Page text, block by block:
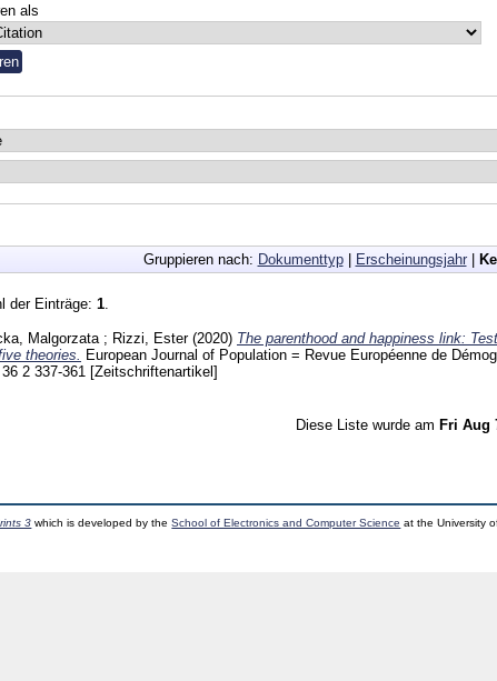
als
Gruppieren nach: Dokumenttyp| Erscheinungsjahr|
der Einträge: 1
Malgorzata ; Rizzi, Ester (2020) The parenthood and happiness link:
theories.
European Journal of Population = Revue Européenne de
36 2 337-361 [Zeitschriftenartikel]
Diese Liste wurde am Fri Aug
3 which is developed by theSchool of Electronics and Computer Science at the University